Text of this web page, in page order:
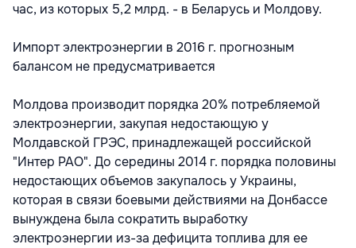
час, из которых 5,2 млрд. - в Беларусь и Молдову.
Импорт электроэнергии в 2016 г. прогнозным
балансом не предусматривается
Молдова производит порядка 20% потребляемой
электроэнергии, закупая недостающую у
Молдавской ГРЭС, принадлежащей российской
"Интер РАО". До середины 2014 г. порядка половины
недостающих объемов закупалось у Украины,
которая в связи боевыми действиями на Донбассе
вынуждена была сократить выработку
электроэнергии из-за дефицита топлива для ее